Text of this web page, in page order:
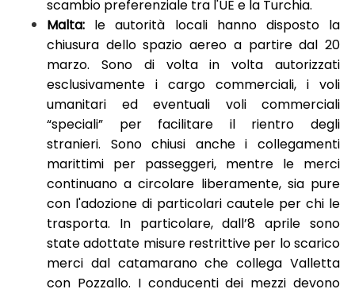
scambio preferenziale tra l'UE e la Turchia.
Malta: le autorità locali hanno disposto la
chiusura dello spazio aereo a partire dal 20
marzo. Sono di volta in volta autorizzati
esclusivamente i cargo commerciali, i voli
umanitari ed eventuali voli commerciali
“speciali” per facilitare il rientro degli
stranieri. Sono chiusi anche i collegamenti
marittimi per passeggeri, mentre le merci
continuano a circolare liberamente, sia pure
con l'adozione di particolari cautele per chi le
trasporta. In particolare, dall’8 aprile sono
state adottate misure restrittive per lo scarico
merci dal catamarano che collega Valletta
con Pozzallo. I conducenti dei mezzi devono